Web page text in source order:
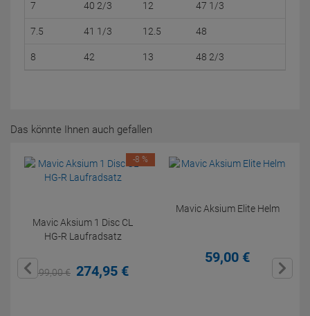
7 40 2/3 12 47 1/3
7.5 41 1/3 12.5 48
8 42 13 48 2/3
Das könnte Ihnen auch gefallen
Mavic Aksium 1 Disc CL
HG-R Laufradsatz
299,00€ 274,95 €
-8 %
Mavic Aksium Elite Helm
59,00 €